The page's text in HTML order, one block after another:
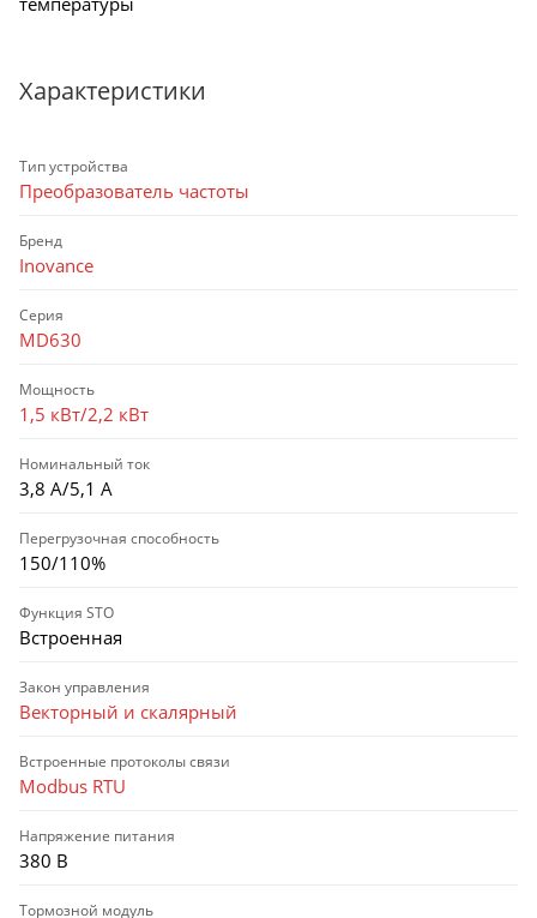
Характеристики
Тип устройства
Преобразователь частоты
Бренд
Inovance
Серия
MD630
Мощность
1,5 кВт/2,2 кВт
Номинальный ток
3,8 А/5,1 А
Перегрузочная способность
150/110%
Функция STO
Встроенная
Закон управления
Векторный и скалярный
Встроенные протоколы связи
Modbus RTU
Напряжение питания
380 В
Тормозной модуль